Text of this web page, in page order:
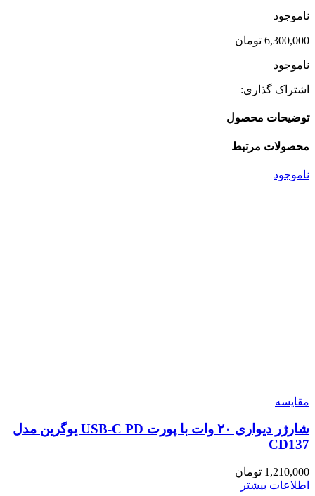
ناموجود
6,300,000 تومان
ناموجود
اشتراک گذاری:
توضیحات محصول
محصولات مرتبط
ناموجود
مقایسه
شارژر دیواری ۲۰ وات با پورت USB-C PD یوگرین مدل
CD137
1,210,000 تومان
اطلاعات بیشتر